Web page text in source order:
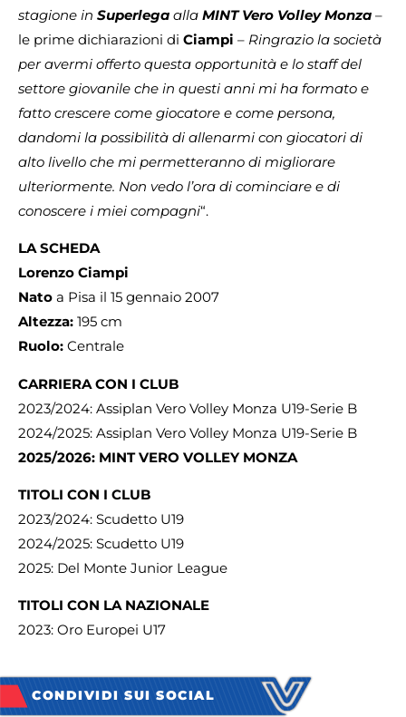
stagione in Superlega alla MINT Vero Volley Monza –
le prime dichiarazioni di Ciampi – Ringrazio la società
per avermi offerto questa opportunità e lo staff del
settore giovanile che in questi anni mi ha formato e
fatto crescere come giocatore e come persona,
dandomi la possibilità di allenarmi con giocatori di
alto livello che mi permetteranno di migliorare
ulteriormente. Non vedo l’ora di cominciare e di
conoscere i miei compagni“.
LA SCHEDA
Lorenzo Ciampi
Nato a Pisa il 15 gennaio 2007
Altezza: 195 cm
Ruolo: Centrale
CARRIERA CON I CLUB
2023/2024: Assiplan Vero Volley Monza U19-Serie B
2024/2025: Assiplan Vero Volley Monza U19-Serie B
2025/2026: MINT VERO VOLLEY MONZA
TITOLI CON I CLUB
2023/2024: Scudetto U19
2024/2025: Scudetto U19
2025: Del Monte Junior League
TITOLI CON LA NAZIONALE
2023: Oro Europei U17
CONDIVIDI SUI SOCIAL